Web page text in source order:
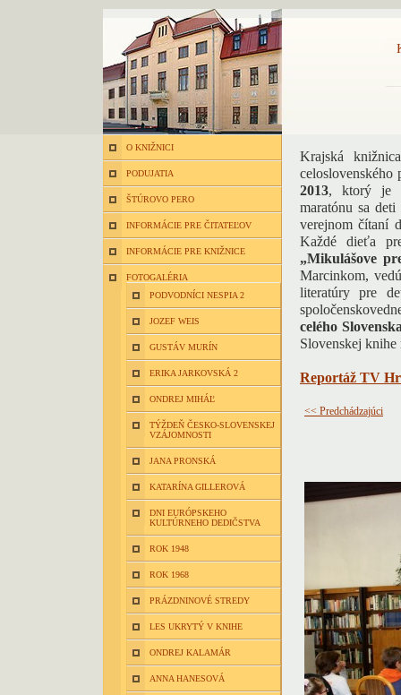
O KNIŽNICI
PODUJATIA
ŠTÚROVO PERO
INFORMÁCIE PRE ČITATEĽOV
INFORMÁCIE PRE KNIŽNICE
FOTOGALÉRIA
PODVODNÍCI NESPIA 2
JOZEF WEIS
GUSTÁV MURÍN
ERIKA JARKOVSKÁ 2
ONDREJ MIHÁĽ
TÝŽDEŇ ČESKO-SLOVENSKEJ
VZÁJOMNOSTI
JANA PRONSKÁ
KATARÍNA GILLEROVÁ
DNI EURÓPSKEHO
KULTÚRNEHO DEDIČSTVA
ROK 1948
ROK 1968
PRÁZDNINOVÉ STREDY
LES UKRYTÝ V KNIHE
ONDREJ KALAMÁR
ANNA HANESOVÁ
Krajská
2013, ktorý je
maratónu sa
verejnom čítaní
Každé dieťa
„Mikulášove
Marcinkom,
literatúry pre
celého
Slovenskej
Reportáž TV
<< Predchádzajúci